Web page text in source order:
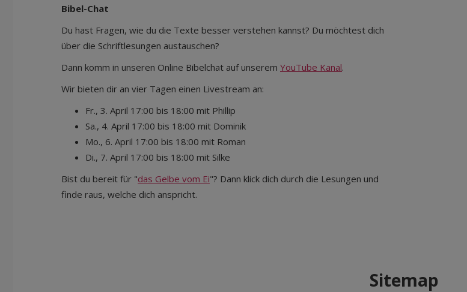
Bibel-Chat
Du hast Fragen, wie du die Texte besser verstehen kannst? Du möchtest dich
über die Schriftlesungen austauschen?
Dann komm in unseren Online Bibelchat auf unserem YouTube Kanal.
Wir bieten dir an vier Tagen einen Livestream an:
Fr., 3. April 17:00 bis 18:00 mit Phillip
Sa., 4. April 17:00 bis 18:00 mit Dominik
Mo., 6. April 17:00 bis 18:00 mit Roman
Di., 7. April 17:00 bis 18:00 mit Silke
Bist du bereit für "das Gelbe vom Ei"? Dann klick dich durch die Lesungen und
finde raus, welche dich anspricht.
Sitemap